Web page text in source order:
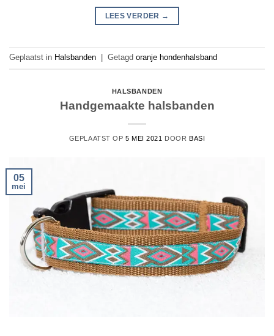
LEES VERDER →
Geplaatst in Halsbanden Getagd oranje hondenhalsband
HALSBANDEN
Handgemaakte halsbanden
GEPLAATST OP5 MEI 2021 DOOR BASI
05
mei